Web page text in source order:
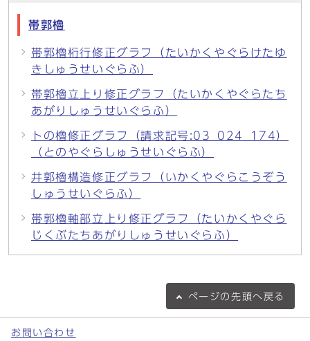
帯郭櫓
帯郭櫓桁行修正グラフ（たいかくやぐらけたゆ
きしゅうせいぐらふ）
帯郭櫓立上り修正グラフ（たいかくやぐらたち
あがりしゅうせいぐらふ）
トの櫓修正グラフ（請求記号:03_024_174）
（とのやぐらしゅうせいぐらふ）
井郭櫓構造修正グラフ（いかくやぐらこうぞう
しゅうせいぐらふ）
帯郭櫓軸部立上り修正グラフ（たいかくやぐら
じくぶたちあがりしゅうせいぐらふ）
ページの 先頭へ戻る
お問い合わせ